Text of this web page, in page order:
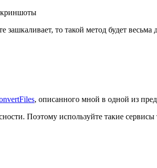
то такой метод будет
, описанного мной в одной из
Поэтому используйте такие